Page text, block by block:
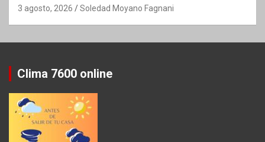
3 agosto, 2026 Soledad Moyano Fagnani
Clima 7600 online